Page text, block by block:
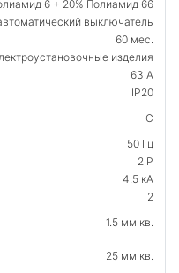
6 + 20% Полиамид 66
выключатель
60 мес.
изделия
63 А
IP20
С
50 Гц
2 P
4.5 кА
2
1.5 мм кв.
25 мм кв.